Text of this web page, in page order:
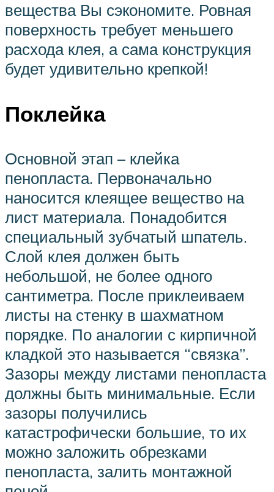
вещества Вы сэкономите. Ровная
поверхность требует меньшего
расхода клея, а сама конструкция
будет удивительно крепкой!
Поклейка
Основной этап – клейка
пенопласта. Первоначально
наносится клеящее вещество на
лист материала. Понадобится
специальный зубчатый шпатель.
Слой клея должен быть
небольшой, не более одного
сантиметра. После приклеиваем
листы на стенку в шахматном
порядке. По аналогии с кирпичной
кладкой это называется “связка”.
Зазоры между листами пенопласта
должны быть минимальные. Если
зазоры получились
катастрофически большие, то их
можно заложить обрезками
пенопласта, залить монтажной